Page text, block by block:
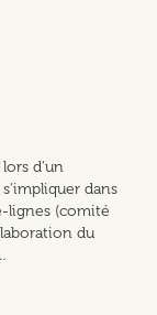
d'un
dans
lignes (comité
du